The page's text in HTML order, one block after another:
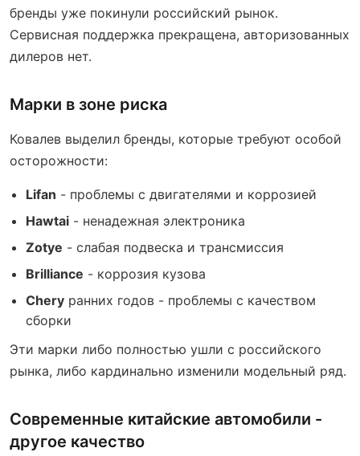
бренды уже покинули российский рынок.
Сервисная поддержка прекращена, авторизованных
дилеров нет.
Марки в зоне риска
Ковалев выделил бренды, которые требуют особой
осторожности:
Lifan - проблемы с двигателями и коррозией
Hawtai - ненадежная электроника
Zotye - слабая подвеска и трансмиссия
Brilliance - коррозия кузова
Chery ранних годов - проблемы с качеством
сборки
Эти марки либо полностью ушли с российского
рынка, либо кардинально изменили модельный ряд.
Современные китайские автомобили -
другое качество